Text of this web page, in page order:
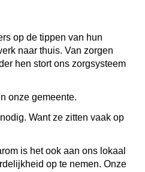
op de tippen van hun
naar thuis. Van zorgen
hen stort ons zorgsysteem
onze gemeente.
Want ze zitten vaak op
is het ook aan ons lokaal
op te nemen. Onze